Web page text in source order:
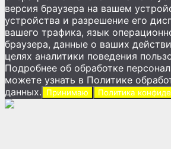
версия браузера на вашем
устройства и разрешение его
вашего трафика, язык
браузера, данные о ваших
целях аналитики поведения
Подробнее об обработке
можете узнать в Политике
данных.
Принимаю Политика